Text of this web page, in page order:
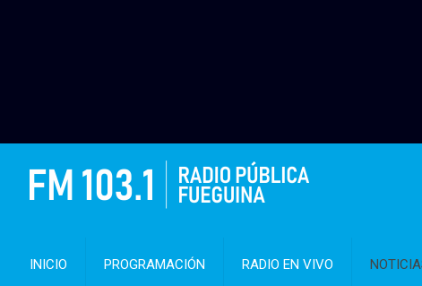
INICIO PROGRAMACIÓN RADIO EN VIVO